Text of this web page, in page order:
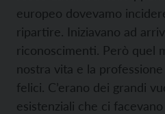
europeo dovevamo
ripartire. Iniziavano ad
riconoscimenti. Però quel
nostra vita e la
felici. C’erano dei grandi
esistenziali che ci